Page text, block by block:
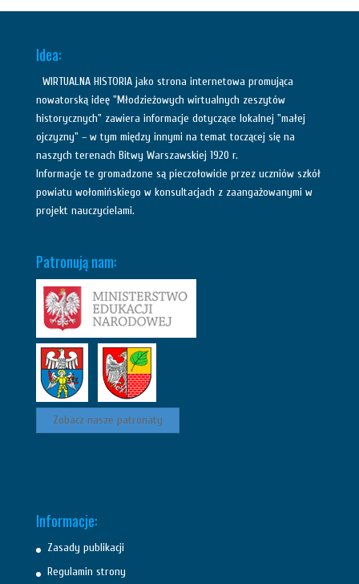
Idea:
WIRTUALNA HISTORIA jako strona internetowa promująca
nowatorską ideę "Młodzieżowych wirtualnych zeszytów
historycznych" zawiera informacje dotyczące lokalnej "małej
ojczyzny" – w tym między innymi na temat toczącej się na
naszych terenach Bitwy Warszawskiej 1920 r.
Informacje te gromadzone są pieczołowicie przez uczniów szkół
powiatu wołomińskiego w konsultacjach z zaangażowanymi w
projekt nauczycielami.
Patronują nam:
Zobacz nasze patronaty
Informacje:
Zasady publikacji
Regulamin strony